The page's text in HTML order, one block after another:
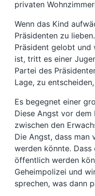
priva­ten
Wenn das Kind
Präsidenten zu
Präsident gelobt und
ist, tritt es einer
Partei des
Lage, zu
Es begegnet einer
Diese Angst vor dem
zwischen den
Die Angst, dass man
werden könnte. Dass
öffentlich werden
Geheimpolizei und
sprechen, was dann